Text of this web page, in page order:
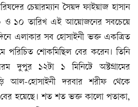
চেয়ারম্যান সৈয়দ ফাইয়াজ হাসান
ও ১০ তারিখ এই আয়োজনের সবচেয়ে
এলাকার সব হোসাইনী ভক্ত একত্রিত
পরিচিত শোকমিছিল বের করেন। তিনি
১২টা ১ মিনিটে অষ্টগ্রামের
আল-হোসাইনী দরবার শরীফ থেকে
বের হয়েছে। শত শত ভক্ত কালো পতাকা,